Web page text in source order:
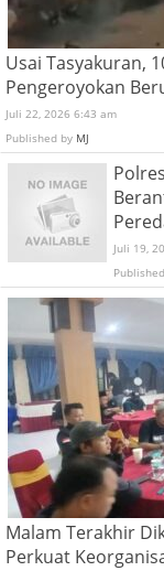
Usai Tasyakuran,
Pengeroyokan
Juli 22, 2026 6:43 am
Published by MJ
Juli 19,
Malam Terakhir
Perkuat